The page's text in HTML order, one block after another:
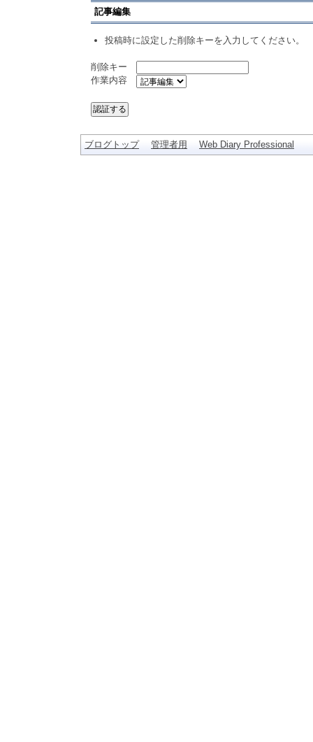
記事編集
投稿時に設定した削除キーを入力してください。
削除キー
作業内容
ブログトップ 管理者用 Web Diary Professional